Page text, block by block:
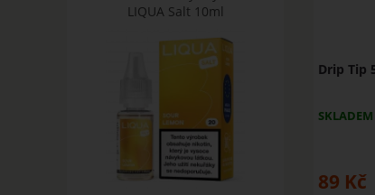
Drip Tip
SKLADEM
89 Kč
LIQUA Salt 10ml